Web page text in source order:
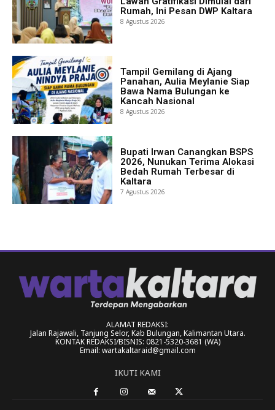
Rumah, Ini Pesan DWP Kaltara
8 Agustus 2026
Tampil Gemilang di Ajang
Panahan, Aulia Meylanie Siap
Bawa Nama Bulungan ke
Kancah Nasional
8 Agustus 2026
Bupati Irwan Canangkan BSPS
2026, Nunukan Terima Alokasi
Bedah Rumah Terbesar di
Kaltara
7 Agustus 2026
ALAMAT REDAKSI:
Jalan Rajawali, Tanjung Selor, Kab Bulungan, Kalimantan Utara.
KONTAK REDAKSI/BISNIS: 0821-5320-3681 (WA)
Email: wartakaltaraid@gmail.com
IKUTI KAMI